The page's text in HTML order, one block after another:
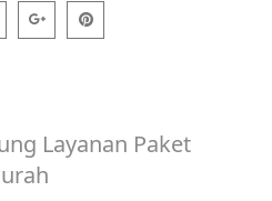
Layanan Paket